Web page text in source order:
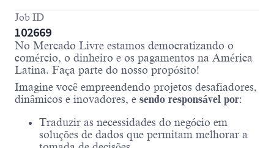
Job ID
102669
No Mercado Livre estamos democratizando o
comércio, o dinheiro e os pagamentos na América
Latina. Faça parte do nosso propósito!
Imagine você empreendendo projetos desafiadores,
dinâmicos e inovadores, e sendo responsável por:
Traduzir as necessidades do negócio em
soluções de dados que permitam melhorar a